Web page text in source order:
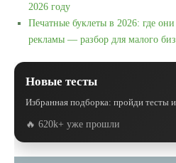
2026 году
Печатные буклеты в 2026: где
рекламы — разбор для малого
Новые тесты
Избранная подборка: пройди тесты
🔥 620k+ уже прошли